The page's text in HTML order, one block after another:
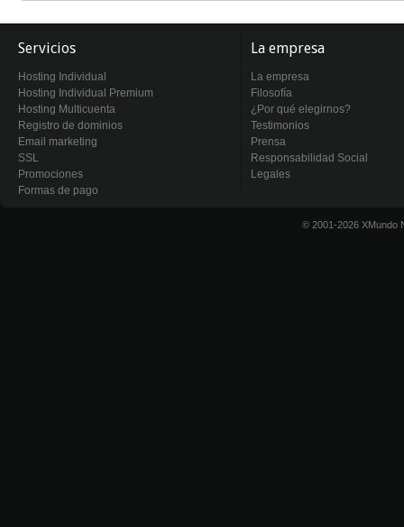
Servicios
Hosting Individual
Hosting Individual Premium
Hosting Multicuenta
Registro de dominios
Email marketing
SSL
Promociones
Formas de pago
La empresa
La empresa
Filosofía
¿Por qué elegirnos?
Testimonios
Prensa
Responsabilidad Social
Legales
© 2001-2026 XMundo